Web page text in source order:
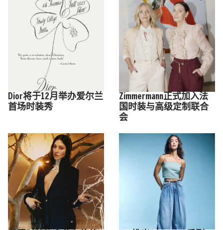
Dior将于12月举办爱尔兰
首场时装秀
Zimmermann正式加入法
国时装与高级定制联合
会